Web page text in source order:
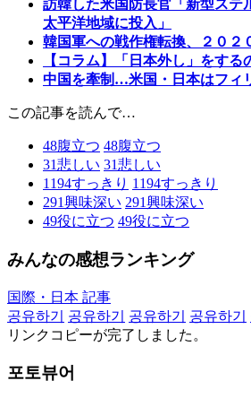
訪韓した米国防長官「新型ス
太平洋地域に投入」
韓国軍への戦作権転換、２０２
【コラム】「日本外し」をする
中国を牽制…米国・日本はフィ
この記事を読んで…
48腹立つ 48腹立つ
31悲しい 31悲しい
1194すっきり 1194すっきり
291興味深い 291興味深い
49役に立つ 49役に立つ
みんなの感想ランキング
国際・日本 記事
공유하기
공유하기 공유하기 공유하기
リンクコピーが完了しました。
포토뷰어